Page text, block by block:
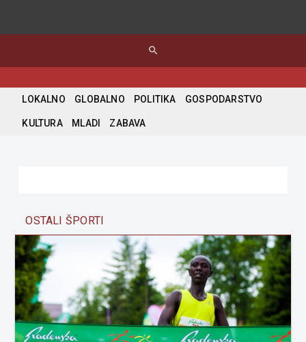
search
LOKALNO GLOBALNO POLITIKA GOSPODARSTVO
KULTURA MLADI ZABAVA
OSTALI ŠPORTI